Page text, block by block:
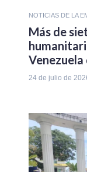
NOTICIAS DE LA
Más de
Venezuela
24 de julio de